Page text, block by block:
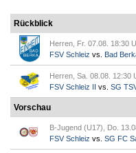
Rückblick
Herren, Fr. 07.08. 18:30
FSV Schleiz vs. Bad
Herren, Sa. 08.08. 12:30
FSV Schleiz II vs. SG
Vorschau
B-Jugend (U17), Do.
FSV Schleiz vs. SG FC